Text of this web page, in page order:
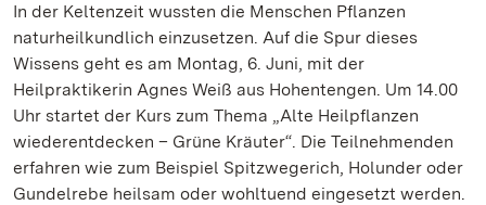
In der Keltenzeit wussten die Menschen Pflanzen
naturheilkundlich einzusetzen. Auf die Spur dieses
Wissens geht es am Montag, 6. Juni, mit der
Heilpraktikerin Agnes Weiß aus Hohentengen. Um 14.00
Uhr startet der Kurs zum Thema „Alte Heilpflanzen
wiederentdecken – Grüne Kräuter“. Die Teilnehmenden
erfahren wie zum Beispiel Spitzwegerich, Holunder oder
Gundelrebe heilsam oder wohltuend eingesetzt werden.